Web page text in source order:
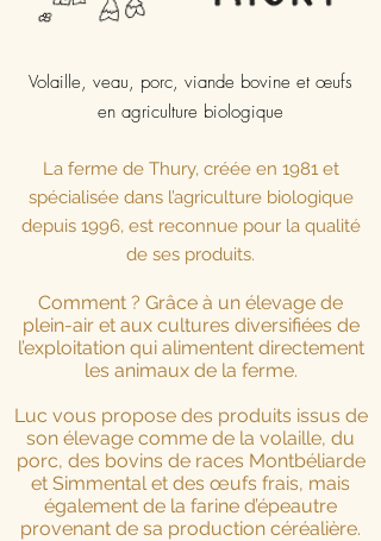
Volaille, veau, porc, viande bovine et œufs
en agriculture biologique
La ferme de Thury, créée en 1981 et
spécialisée dans l’agriculture biologique
depuis 1996, est reconnue pour la qualité
de ses produits.
Comment ? Grâce à un élevage de
plein-air et aux cultures diversifiées de
l’exploitation qui alimentent directement
les animaux de la ferme.
Luc vous propose des produits issus de
son élevage comme de la volaille, du
porc, des bovins de races Montbéliarde
et Simmental et des œufs frais, mais
également de la farine d’épeautre
provenant de sa production céréalière.